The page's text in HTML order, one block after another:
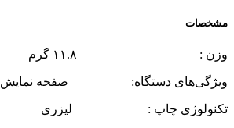
مشخصات
وزن : ۱۱.۸ گرم
ویژگی‌های دستگاه: صفحه نمایش LCD
تکنولوژی چاپ : لیزری